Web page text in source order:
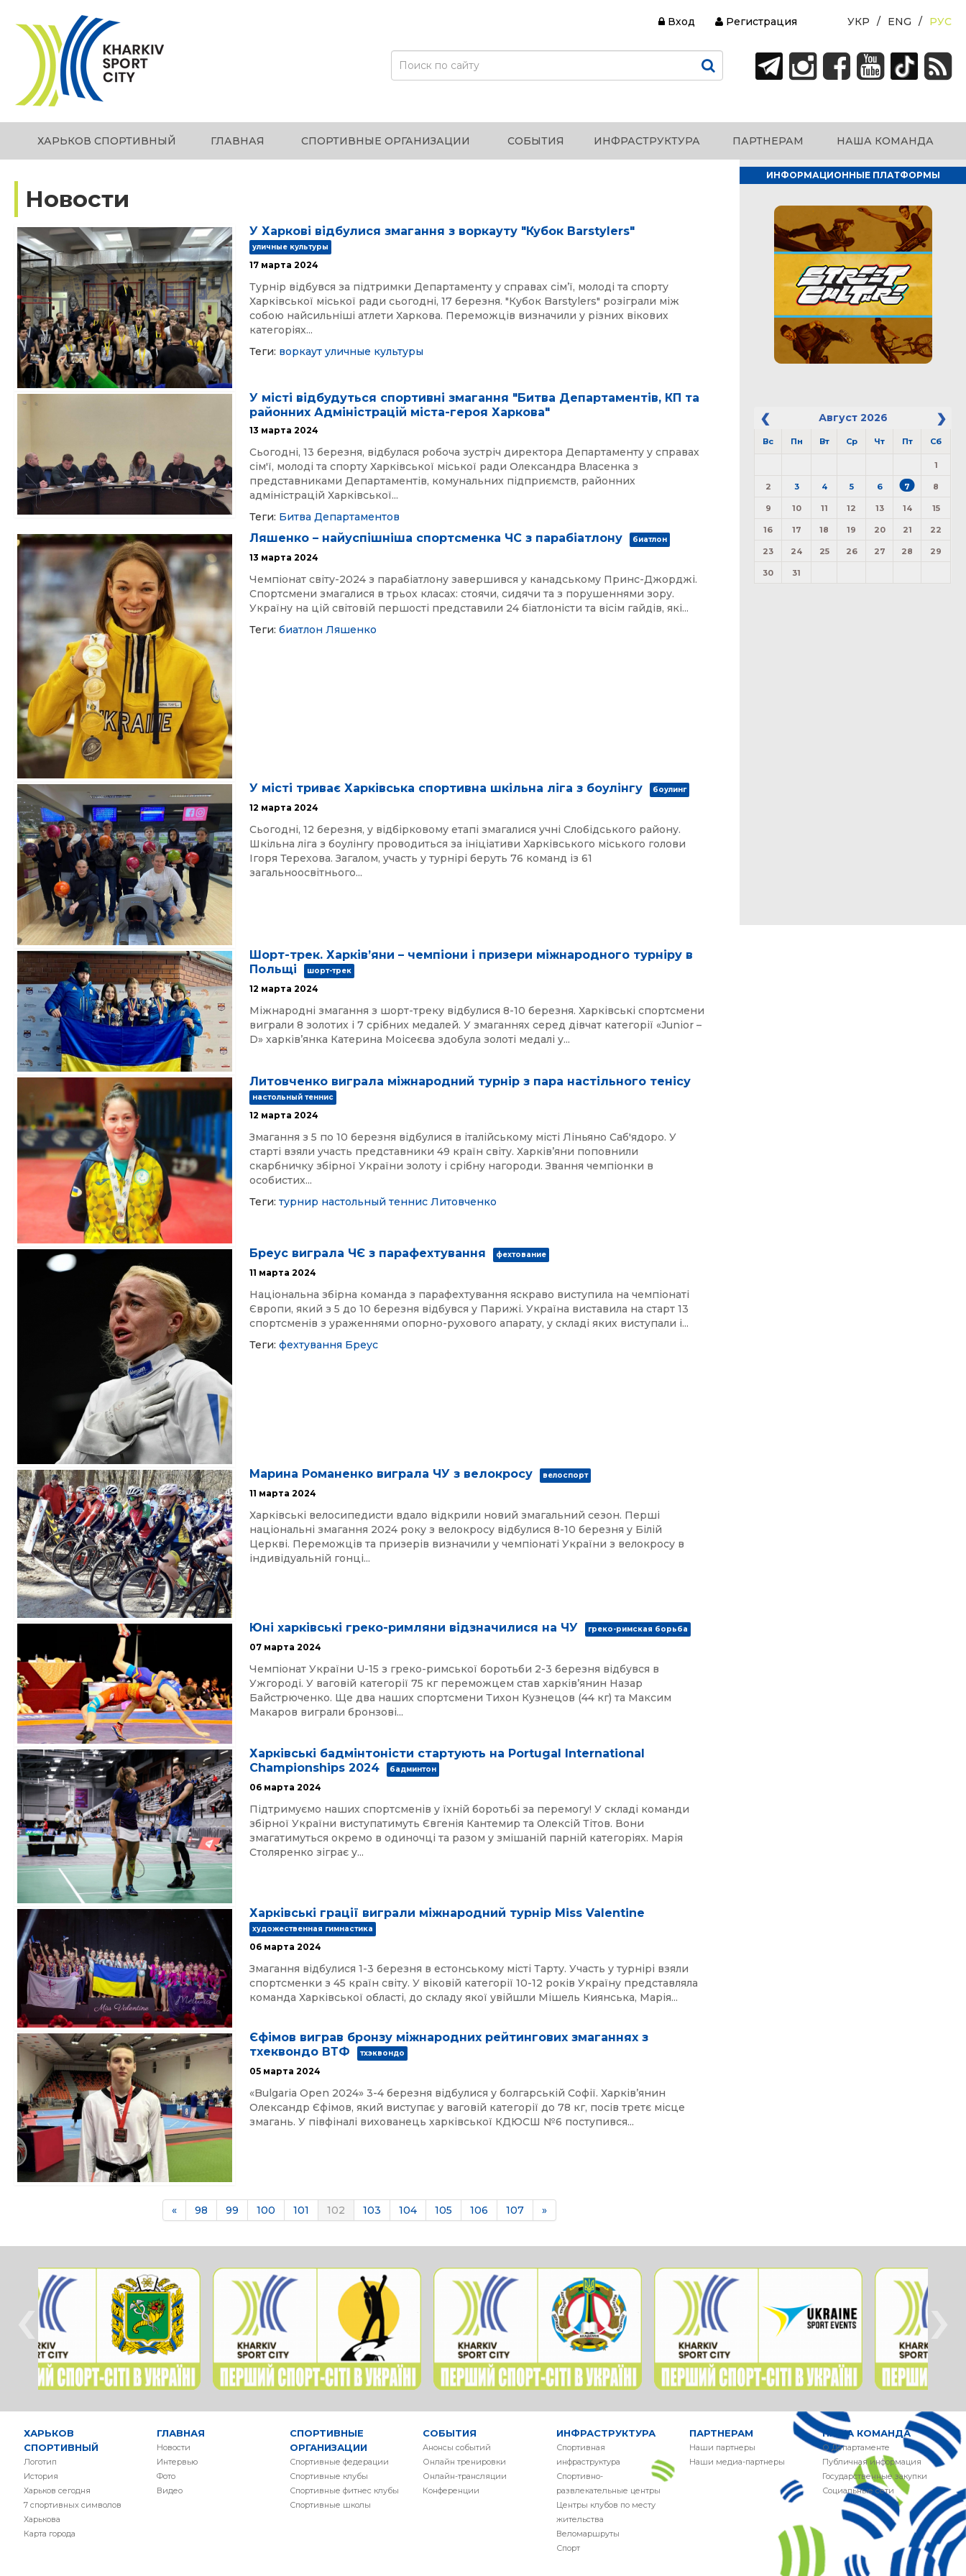
РУС
ENG
УКР
Регистрация
Вход
ХАРЬКОВ СПОРТИВНЫЙ ГЛАВНАЯ СПОРТИВНЫЕ ОРГАНИЗАЦИИ СОБЫТИЯ ИНФРАСТРУКТУРА ПАРТНЕРАМ НАША КОМАНДА
Новости
У Харкові відбулися змагання з воркауту "Кубок Barstylers"
уличные культуры
17 марта 2024
Турнір відбувся за підтримки Департаменту у справах сімʼї, молоді та спорту
Харківської міської ради сьогодні, 17 березня. "Кубок Barstylers" розіграли між
собою найсильніші атлети Харкова. Переможців визначили у різних вікових
категоріях...
Теги: воркаут уличные культуры
У місті відбудуться спортивні змагання "Битва Департаментів, КП та
районних Адміністрацій міста-героя Харкова"
13 марта 2024
Сьогодні, 13 березня, відбулася робоча зустріч директора Департаменту у справах
сім'ї, молоді та спорту Харківської міської ради Олександра Власенка з
представниками Департаментів, комунальних підприємств, районних
адміністрацій Харківської...
Теги: Битва Департаментов
Ляшенко – найуспішніша спортсменка ЧС з парабіатлону биатлон
13 марта 2024
Чемпіонат світу-2024 з парабіатлону завершився у канадському Принс-Джорджі.
Спортсмени змагалися в трьох класах: стоячи, сидячи та з порушеннями зору.
Україну на цій світовій першості представили 24 біатлоністи та вісім гайдів, які...
Теги:биатлон Ляшенко
У місті триває Харківська спортивна шкільна ліга з боулінгу боулинг
12 марта 2024
Сьогодні, 12 березня, у відбірковому етапі змагалися учні Слобідського району.
Шкільна ліга з боулінгу проводиться за ініціативи Харківського міського голови
Ігоря Терехова. Загалом, участь у турнірі беруть 76 команд із 61
загальноосвітнього...
Шорт-трек. Харківʼяни – чемпіони і призери міжнародного турніру в
Польщі
шорт-трек
12 марта 2024
Міжнародні змагання з шорт-треку відбулися 8-10 березня. Харківські спортсмени
виграли 8 золотих і 7 срібних медалей. У змаганнях серед дівчат категорії «Junior –
D» харківʼянка Катерина Моісеєва здобула золоті медалі у...
Литовченко виграла міжнародний турнір з пара настільного тенісу
настольный теннис
12 марта 2024
Змагання з 5 по 10 березня відбулися в італійському місті Ліньяно Саб'ядоро. У
старті взяли участь представники 49 країн світу. Харківʼяни поповнили
скарбничку збірної України золоту і срібну нагороди. Звання чемпіонки в
особистих...
Теги:турнир настольный теннис Литовченко
Бреус виграла ЧЄ з парафехтування фехтование
11 марта 2024
Національна збірна команда з парафехтування яскраво виступила на чемпіонаті
Європи, який з 5 до 10 березня відбувся у Парижі. Україна виставила на старт 13
спортсменів з ураженнями опорно-рухового апарату, у складі яких виступали і...
Теги:фехтування Бреус
Марина Романенко виграла ЧУ з велокросу велоспорт
11 марта 2024
Харківські велосипедисти вдало відкрили новий змагальний сезон. Перші
національні змагання 2024 року з велокросу відбулися 8-10 березня у Білій
Церкві. Переможців та призерів визначили у чемпіонаті України з велокросу в
індивідуальній гонці...
Юні харківські греко-римляни відзначилися на ЧУ греко-римская борьба
07 марта 2024
Чемпіонат України U-15 з греко-римської боротьби 2-3 березня відбувся в
Ужгороді. У ваговій категорії 75 кг переможцем став харківʼянин Назар
Байстрюченко. Ще два наших спортсмени Тихон Кузнецов (44 кг) та Максим
Макаров виграли бронзові...
Харківські бадмінтоністи стартують на Portugal International
Championships 2024
бадминтон
06 марта 2024
Підтримуємо наших спортсменів у їхній боротьбі за перемогу! У складі команди
збірної України виступатимуть Євгенія Кантемир та Олексій Тітов. Вони
змагатимуться окремо в одиночці та разом у змішаній парній категоріях. Марія
Столяренко зіграє у...
Харківські грації виграли міжнародний турнір Miss Valentine
художественная гимнастика
06 марта 2024
Змагання відбулися 1-3 березня в естонському місті Тарту. Участь у турнірі взяли
спортсменки з 45 країн світу. У віковій категорії 10-12 років Україну представляла
команда Харківської області, до складу якої увійшли Мішель Киянська, Марія...
Єфімов виграв бронзу міжнародних рейтингових змаганнях з
тхеквондо ВТФ
тхэквондо
05 марта 2024
«Bulgaria Open 2024» 3-4 березня відбулися у болгарській Софії. Харків’янин
Олександр Єфімов, який виступає у ваговій категорії до 78 кг, посів третє місце
змагань. У півфіналі вихованець харківської КДЮСШ №6 поступився...
« 98 99 100 101 102 103 104 105 106 107 »
ИНФОРМАЦИОННЫЕ ПЛАТФОРМЫ
Август 2026
Вс Пн Вт Ср Чт Пт Сб
1
2 3 4 5 6 7 8
9 10 11 12 13 14 15
16 17 18 19 20 21 22
23 24 25 26 27 28 29
30 31
ХАРЬКОВ
СПОРТИВНЫЙ
Логотип
История
Харьков сегодня
7 спортивных символов
Харькова
Карта города
ГЛАВНАЯ
Новости
Интервью
Фото
Видео
СПОРТИВНЫЕ
ОРГАНИЗАЦИИ
Спортивные федерации
Спортивные клубы
Спортивные фитнес клубы
Спортивные школы
СОБЫТИЯ
Анонсы событий
Онлайн тренировки
Онлайн-трансляции
Конференции
ИНФРАСТРУКТУРА
Спортивная
инфраструктура
Спортивно-
развлекательные центры
Центры клубов по месту
жительства
Веломаршруты
Спорт
ПАРТНЕРАМ
Наши партнеры
Наши медиа-партнеры
НАША КОМАНДА
О Департаменте
Публичная информация
Государственные закупки
Социальные сети